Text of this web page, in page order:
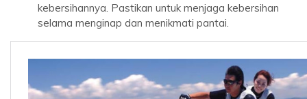
kebersihannya. Pastikan untuk menjaga kebersihan
selama menginap dan menikmati pantai.